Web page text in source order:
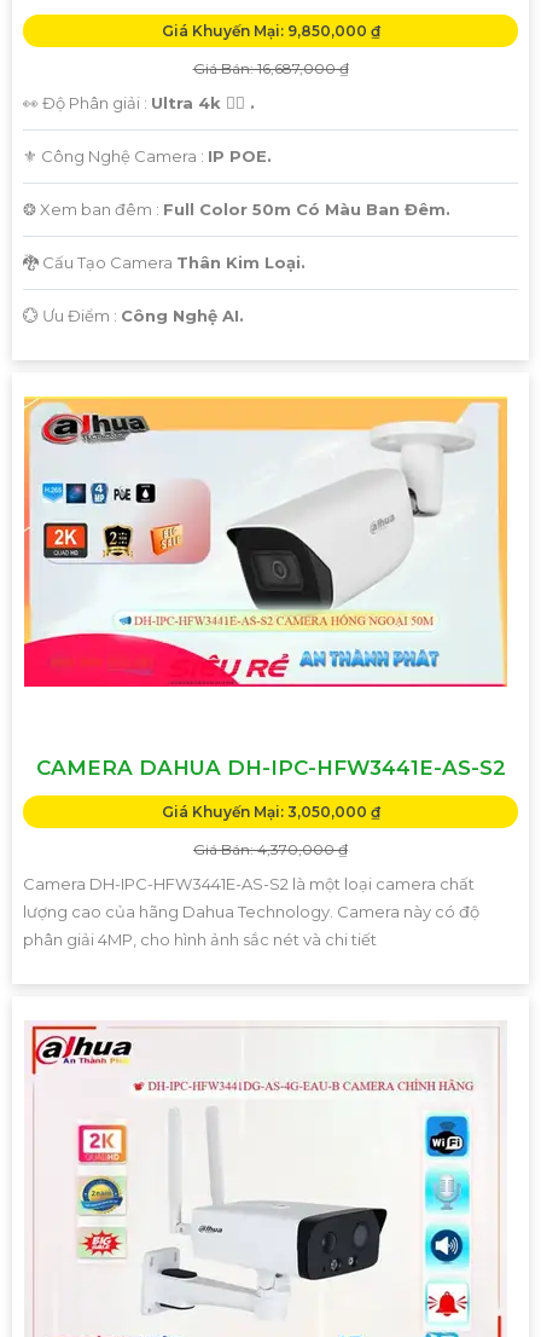
Giá Khuyến Mại: 9,850,000 ₫
Giá Bán: 16,687,000 ₫
👀 Độ Phân giải : Ultra 4k 👍🏾 .
⚜️ Công Nghệ Camera : IP POE.
❂ Xem ban đêm : Full Color 50m Có Màu Ban Đêm.
🐉️ Cấu Tạo Camera Thân Kim Loại.
️💮 Ưu Điểm : Công Nghệ AI.
CAMERA DAHUA DH-IPC-HFW3441E-AS-S2
Giá Khuyến Mại: 3,050,000 ₫
Giá Bán: 4,370,000 ₫
Camera DH-IPC-HFW3441E-AS-S2 là một loại camera chất
lượng cao của hãng Dahua Technology. Camera này có độ
phân giải 4MP, cho hình ảnh sắc nét và chi tiết